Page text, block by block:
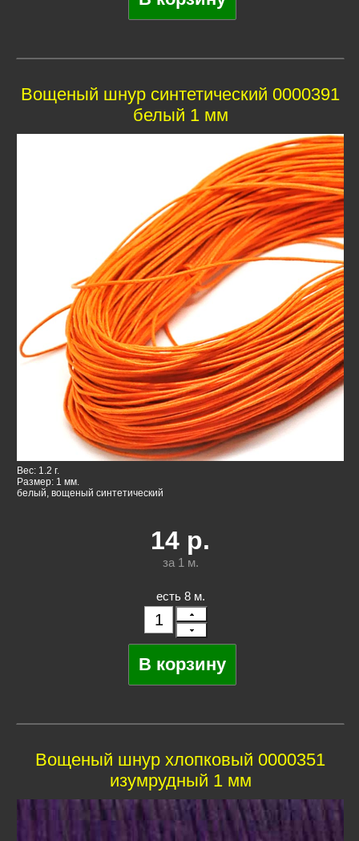
Вощеный шнур синтетический 0000391
белый 1 мм
Вес: 1.2 г.
Размер: 1 мм.
белый, вощеный синтетический
14 р.
за 1 м.
есть 8 м.
Вощеный шнур хлопковый 0000351
изумрудный 1 мм